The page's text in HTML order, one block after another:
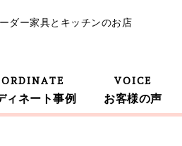
ダー家具とキッチンのお店
ィネート事例
お客様の声
VOICE